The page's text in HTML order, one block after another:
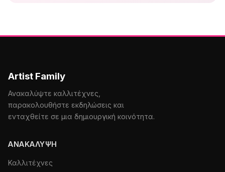
Artist Family
Ανακαλύψτε καλλιτέχνες,
παρακολουθήστε εκδηλώσεις και
ενταχθείτε σε μια δημιουργική κοινότητα.
ΑΝΑΚΆΛΥΨΗ
Καλλιτέχνες